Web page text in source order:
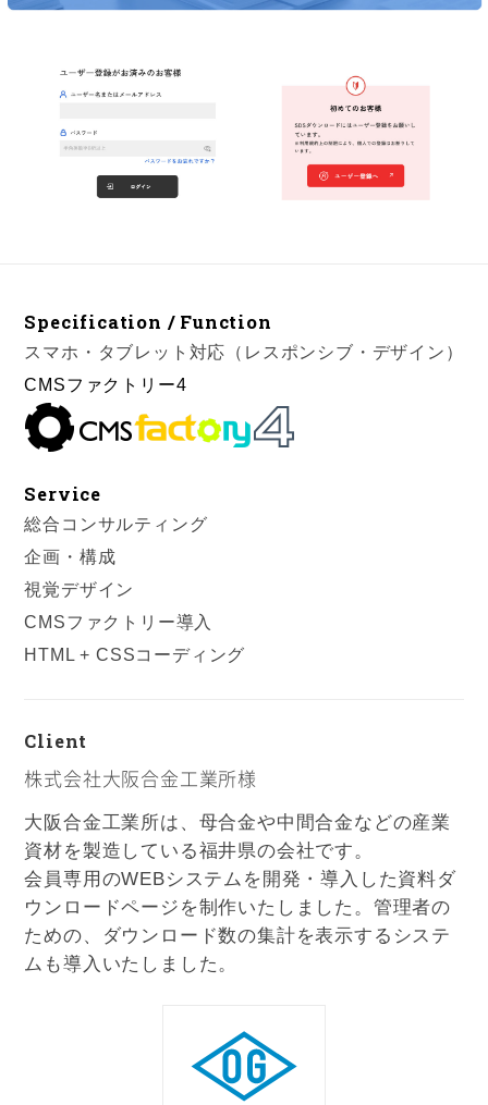
Specification / Function
スマホ・タブレット対応（レスポンシブ・デザイン）
CMSファクトリー4
Service
総合コンサルティング
企画・構成
視覚デザイン
CMSファクトリー導入
HTML + CSSコーディング
Client
株式会社大阪合金工業所様
大阪合金工業所は、母合金や中間合金などの産業
資材を製造している福井県の会社です。
会員専用のWEBシステムを開発・導入した資料ダ
ウンロードページを制作いたしました。管理者の
ための、ダウンロード数の集計を表示するシステ
ムも導入いたしました。